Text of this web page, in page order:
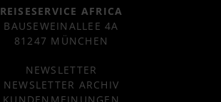
REISESERVICE AFRICA
BAUSEWEINALLEE 4A
81247 MÜNCHEN
NEWSLETTER
NEWSLETTER ARCHIV